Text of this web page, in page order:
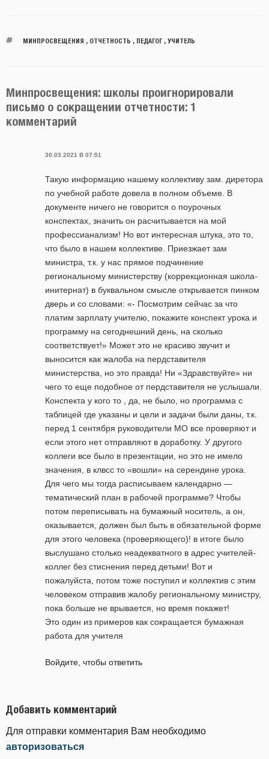
МИНПРОСВЕЩЕНИЯ ОТЧЕТНОСТЬ ПЕДАГОГ, УЧИТЕЛЬ
Минпросвещения: школы проигнорировали
письмо о сокращении отчетности: 1
комментарий
30.03.2021 В 07:51
Такую информацию нашему коллективу зам. диретора
по учебной работе довела в полном объеме. В
документе ничего не говорится о поурочных
конспектах, значить он расчитывается на мой
профессианализм! Но вот интересная штука, это то,
что было в нашем коллективе. Приезжает зам
министра, т.к. у нас прямое подчинение
региональному министерству (коррекционная школа-
инитернат) в буквальном смысле открывается пинком
дверь и со словами: «- Посмотрим сейчас за что
платим зарплату учителю, покажите конспект урока и
программу на сегоднешний день, на сколько
соответствует!» Может это не красиво звучит и
выносится как жалоба на пердставителя
министерства, но это правда! Ни «Здравствуйте» ни
чего то еще подобное от пердставителя не услышали.
Конспекта у кого то , да, не было, но программа с
таблицей где указаны и цели и задачи были даны, т.к.
перед 1 сентября руководители МО все проверяют и
если этого нет отправляют в доработку. У другого
коллеги все было в презентации, но это не имело
значения, в клвсс то «вошли» на серендине урока.
Для чего мы тогда расписываем календарно —
тематический план в рабочей программе? Чтобы
потом переписывать на бумажный носитель, а он,
оказывается, должен был быть в обязательной форме
для этого человека (проверяющего)! в итоге было
выслушано столько неадекватного в адрес учителей-
коллег без стиснения перед детьми! Вот и
пожалуйста, потом тоже поступил и коллектив с этим
человеком отправив жалобу региональному министру,
пока больше не врывается, но время покажет!
Это один из примеров как сокращается бумажная
работа для учителя
Войдите, чтобы ответить
Добавить комментарий
Для отправки комментария Вам необходимо
авторизоваться